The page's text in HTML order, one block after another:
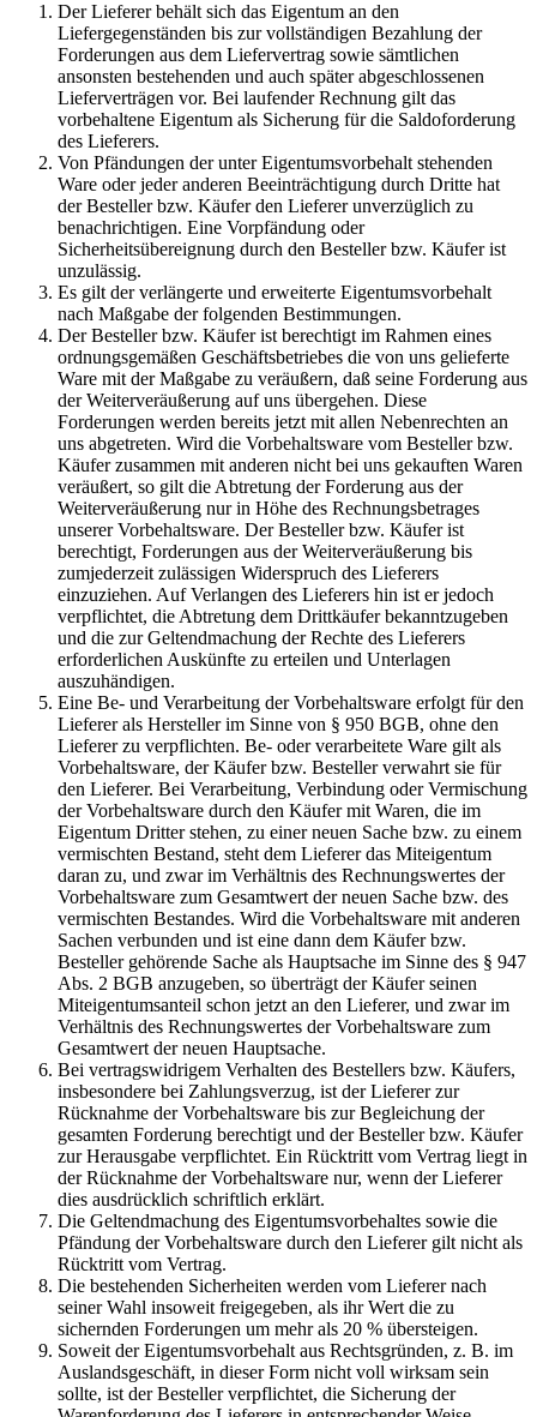
Der Lieferer behält sich das Eigentum an den
Liefergegenständen bis zur vollständigen Bezahlung der
Forderungen aus dem Liefervertrag sowie sämtlichen
ansonsten bestehenden und auch später abgeschlossenen
Lieferverträgen vor. Bei laufender Rechnung gilt das
vorbehaltene Eigentum als Sicherung für die Saldoforderung
des Lieferers.
Von Pfändungen der unter Eigentumsvorbehalt stehenden
Ware oder jeder anderen Beeinträchtigung durch Dritte hat
der Besteller bzw. Käufer den Lieferer unverzüglich zu
benachrichtigen. Eine Vorpfändung oder
Sicherheitsübereignung durch den Besteller bzw. Käufer ist
unzulässig.
Es gilt der verlängerte und erweiterte Eigentumsvorbehalt
nach Maßgabe der folgenden Bestimmungen.
Der Besteller bzw. Käufer ist berechtigt im Rahmen eines
ordnungsgemäßen Geschäftsbetriebes die von uns gelieferte
Ware mit der Maßgabe zu veräußern, daß seine Forderung aus
der Weiterveräußerung auf uns übergehen. Diese
Forderungen werden bereits jetzt mit allen Nebenrechten an
uns abgetreten. Wird die Vorbehaltsware vom Besteller bzw.
Käufer zusammen mit anderen nicht bei uns gekauften Waren
veräußert, so gilt die Abtretung der Forderung aus der
Weiterveräußerung nur in Höhe des Rechnungsbetrages
unserer Vorbehaltsware. Der Besteller bzw. Käufer ist
berechtigt, Forderungen aus der Weiterveräußerung bis
zumjederzeit zulässigen Widerspruch des Lieferers
einzuziehen. Auf Verlangen des Lieferers hin ist er jedoch
verpflichtet, die Abtretung dem Drittkäufer bekanntzugeben
und die zur Geltendmachung der Rechte des Lieferers
erforderlichen Auskünfte zu erteilen und Unterlagen
auszuhändigen.
Eine Be- und Verarbeitung der Vorbehaltsware erfolgt für den
Lieferer als Hersteller im Sinne von § 950 BGB, ohne den
Lieferer zu verpflichten. Be- oder verarbeitete Ware gilt als
Vorbehaltsware, der Käufer bzw. Besteller verwahrt sie für
den Lieferer. Bei Verarbeitung, Verbindung oder Vermischung
der Vorbehaltsware durch den Käufer mit Waren, die im
Eigentum Dritter stehen, zu einer neuen Sache bzw. zu einem
vermischten Bestand, steht dem Lieferer das Miteigentum
daran zu, und zwar im Verhältnis des Rechnungswertes der
Vorbehaltsware zum Gesamtwert der neuen Sache bzw. des
vermischten Bestandes. Wird die Vorbehaltsware mit anderen
Sachen verbunden und ist eine dann dem Käufer bzw.
Besteller gehörende Sache als Hauptsache im Sinne des § 947
Abs. 2 BGB anzugeben, so überträgt der Käufer seinen
Miteigentumsanteil schon jetzt an den Lieferer, und zwar im
Verhältnis des Rechnungswertes der Vorbehaltsware zum
Gesamtwert der neuen Hauptsache.
Bei vertragswidrigem Verhalten des Bestellers bzw. Käufers,
insbesondere bei Zahlungsverzug, ist der Lieferer zur
Rücknahme der Vorbehaltsware bis zur Begleichung der
gesamten Forderung berechtigt und der Besteller bzw. Käufer
zur Herausgabe verpflichtet. Ein Rücktritt vom Vertrag liegt in
der Rücknahme der Vorbehaltsware nur, wenn der Lieferer
dies ausdrücklich schriftlich erklärt.
Die Geltendmachung des Eigentumsvorbehaltes sowie die
Pfändung der Vorbehaltsware durch den Lieferer gilt nicht als
Rücktritt vom Vertrag.
Die bestehenden Sicherheiten werden vom Lieferer nach
seiner Wahl insoweit freigegeben, als ihr Wert die zu
sichernden Forderungen um mehr als 20 % übersteigen.
Soweit der Eigentumsvorbehalt aus Rechtsgründen, z. B. im
Auslandsgeschäft, in dieser Form nicht voll wirksam sein
sollte, ist der Besteller verpflichtet, die Sicherung der